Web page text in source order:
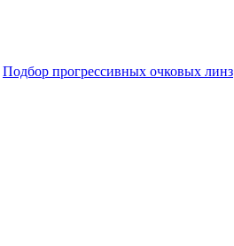
Подбор прогрессивных очковых линз